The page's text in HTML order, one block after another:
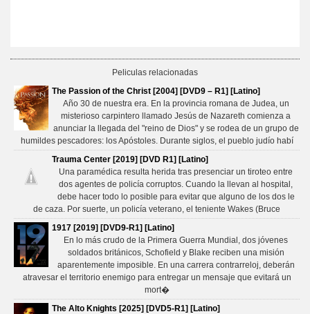
Peliculas relacionadas
The Passion of the Christ [2004] [DVD9 – R1] [Latino]
Año 30 de nuestra era. En la provincia romana de Judea, un
misterioso carpintero llamado Jesús de Nazareth comienza a
anunciar la llegada del "reino de Dios" y se rodea de un grupo de
humildes pescadores: los Apóstoles. Durante siglos, el pueblo judío habí
Trauma Center [2019] [DVD R1] [Latino]
Una paramédica resulta herida tras presenciar un tiroteo entre
dos agentes de policía corruptos. Cuando la llevan al hospital,
debe hacer todo lo posible para evitar que alguno de los dos le
de caza. Por suerte, un policía veterano, el teniente Wakes (Bruce
1917 [2019] [DVD9-R1] [Latino]
En lo más crudo de la Primera Guerra Mundial, dos jóvenes
soldados británicos, Schofield y Blake reciben una misión
aparentemente imposible. En una carrera contrarreloj, deberán
atravesar el territorio enemigo para entregar un mensaje que evitará un
mort�
The Alto Knights [2025] [DVD5-R1] [Latino]